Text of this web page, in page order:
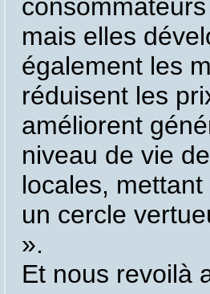
mais elles
également les
réduisent les
améliorent
niveau de vie
locales,
un cercle
».
Et nous revoilà